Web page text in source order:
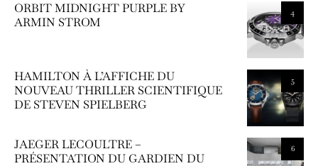
4
ORBIT MIDNIGHT PURPLE BY
ARMIN STROM
5
HAMILTON À L’AFFICHE DU
NOUVEAU THRILLER SCIENTIFIQUE
DE STEVEN SPIELBERG
6
JAEGER LECOULTRE –
PRÉSENTATION DU GARDIEN DU